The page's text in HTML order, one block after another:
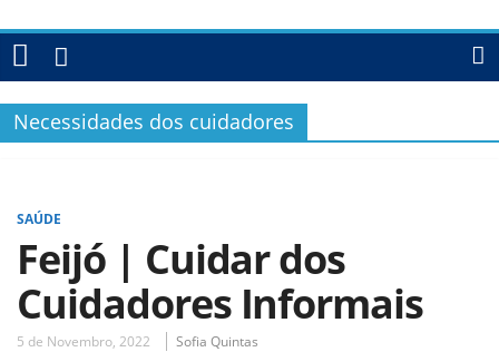
Necessidades dos cuidadores
SAÚDE
Feijó | Cuidar dos
Cuidadores Informais
5 de Novembro, 2022 Sofia Quintas